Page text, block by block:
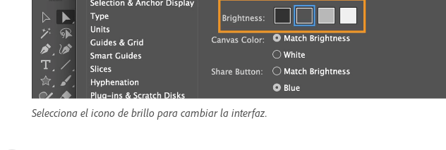
Selecciona el icono de brillo para cambiar la interfaz.